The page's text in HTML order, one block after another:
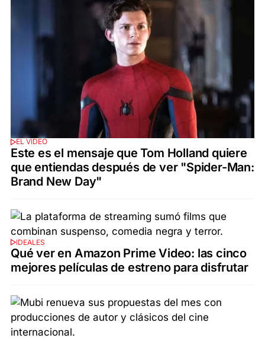
EL VIDEO
Este es el mensaje que Tom Holland quiere
que entiendas después de ver "Spider-Man:
Brand New Day"
IDEALES
Qué ver en Amazon Prime Video: las cinco
mejores películas de estreno para disfrutar